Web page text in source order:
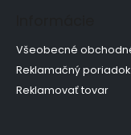
Všeobecné
Reklamačný poriadok
Reklamovať tovar